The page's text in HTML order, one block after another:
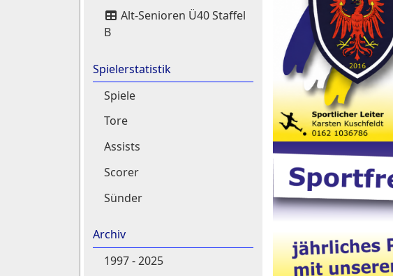
Alt-Senioren Ü40 Staffel
B
Spielerstatistik
Spiele
Tore
Assists
Scorer
Sünder
Archiv
1997 - 2025